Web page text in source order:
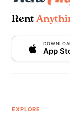
Rent
App
EXPLORE